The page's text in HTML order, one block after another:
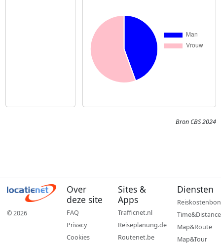
Bron CBS 2024
© 2026
Over
deze site
FAQ
Privacy
Cookies
Sites &
Apps
Trafficnet.nl
Reiseplanung.de
Routenet.be
Diensten
Reiskostenbon
Time&Distance
Map&Route
Map&Tour